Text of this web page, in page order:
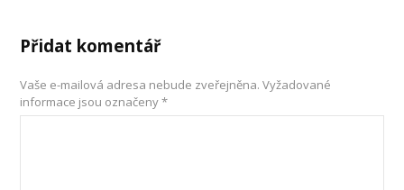
Přidat komentář
Vaše e-mailová adresa nebude zveřejněna. Vyžadované
informace jsou označeny*